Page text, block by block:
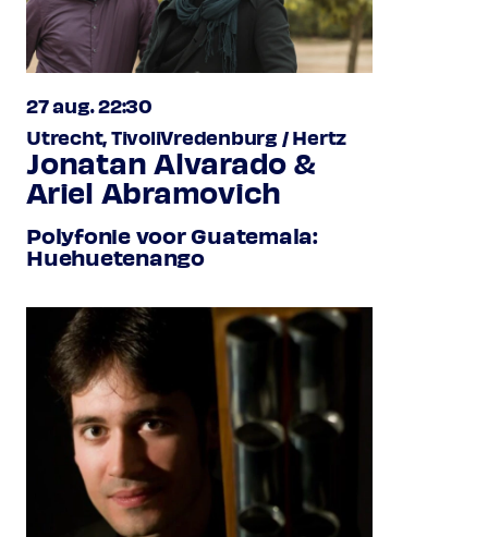
27 aug. 22:30
Utrecht, TivoliVredenburg / Hertz
Jonatan Alvarado &
Ariel Abramovich
Polyfonie voor Guatemala:
Huehuetenango